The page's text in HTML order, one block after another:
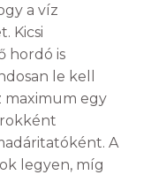
a víz
Kicsi
hordó is
le kell
maximum egy
A
legyen, míg